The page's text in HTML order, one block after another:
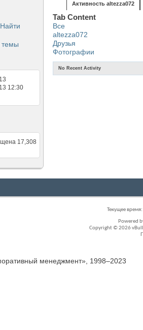
Найти
темы
12:30
17,308
Активность altezza072
Tab Content
Все
altezza072
Друзья
Фотографии
No Recent Activity
Текущее время:
Powered
Copyright © 2026
менеджмент», 1998–2023